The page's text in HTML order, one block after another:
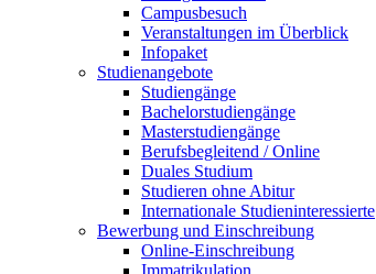
Campusbesuch
Veranstaltungen im Überblick
Infopaket
Studienangebote
Studiengänge
Bachelorstudiengänge
Masterstudiengänge
Berufsbegleitend / Online
Duales Studium
Studieren ohne Abitur
Internationale Studieninteressierte
Bewerbung und Einschreibung
Online-Einschreibung
Immatrikulation